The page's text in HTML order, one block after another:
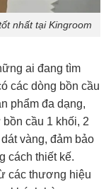
nhất tại Kingroom
ai đang tìm
các dòng bồn cầu
phẩm đa dạng,
cầu 1 khối, 2
vàng, đảm bảo
cách thiết kế.
các thương hiệu